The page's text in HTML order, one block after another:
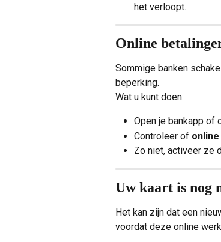
het verloopt.
Online
Sommige banken
beperking.
Wat u kunt doen:
Open je bankapp of
Controleer of
Zo niet, activeer ze
Uw kaart is nog
Het kan zijn dat een
voordat deze online